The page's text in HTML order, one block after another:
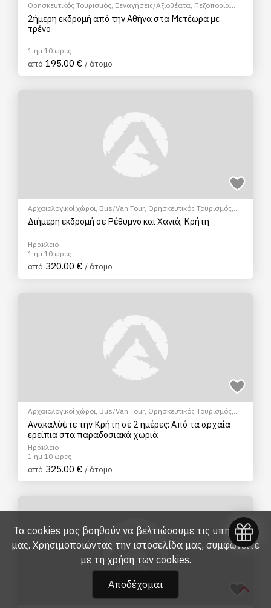
Θρησκευτικός Τουρισμός, Ξεναγήσεις/Αξιοθέατα, Πεζοπορία
Πόλης
Πολιτιστικά - Πολιτισμικά
2ήμερη εκδρομή από την Αθήνα στα Μετέωρα με
τρένο
1 ημ 10 ώρες
από 195.00 € / άτομο
Αρχαιολογικοί χώροι, Bus/Van Tour, Θρησκευτικός Τουρισμός,
Μουσεία
Ξεναγήσεις/Αξιοθέατα Πεζοπορία Πόλης
Διήμερη εκδρομή σε Ρέθυμνο και Χανιά, Κρήτη
Ηράκλειο
1 ημ 10 ώρες
από 320.00 € / άτομο
Αρχαιολογικοί χώροι, Bus/Van Tour, Θρησκευτικός Τουρισμός,
EcoΠεριηγήση
Μουσεία Ξεναγήσεις/Αξιοθέατα
Ανακαλύψτε την Κρήτη σε 2 ημέρες: Από τα αρχαία
ερείπια στα παραδοσιακά χωριά
Ηράκλειο
1 ημ 10 ώρες
από 325.00 € / άτομο
Τα cookies μας βοηθούν να βελτιώσουμε τις υπηρεσίες
μας. Χρησιμοποιώντας την ιστοσελίδα μας, συμφωνείτε
με τη χρήση των cookies.
Αποδέχομαι